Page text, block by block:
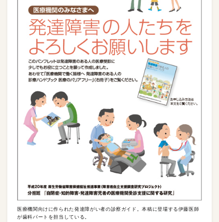
医療機関向けに作られた発達障がい者の診察ガイド。本稿に登場する伊藤医師
が歯科パートを担当している。